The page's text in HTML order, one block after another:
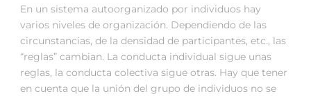
En un sistema autoorganizado por individuos hay
varios niveles de organización. Dependiendo de las
circunstancias, de la densidad de participantes, etc., las
“reglas” cambian. La conducta individual sigue unas
reglas, la conducta colectiva sigue otras. Hay que tener
en cuenta que la unión del grupo de individuos no se